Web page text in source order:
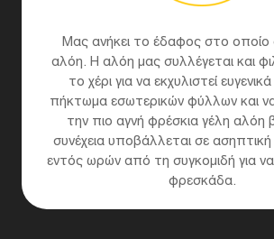
Μας ανήκει το έδαφος στο οποίο
αλόη. Η αλόη μας συλλέγεται και
το χέρι για να εκχυλιστεί
πήκτωμα εσωτερικών φύλλων και
την πιο αγνή φρέσκια γέλη αλόη
συνέχεια υποβάλλεται σε
εντός ωρών από τη συγκομιδή για
φρεσκάδα.